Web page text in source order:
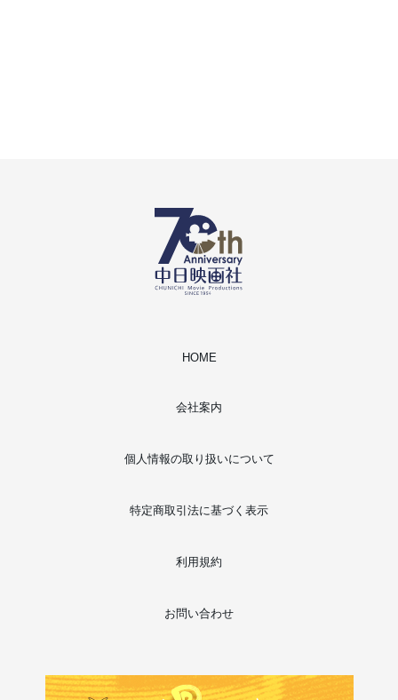
HOME
会社案内
個人情報の取り扱いについて
特定商取引法に基づく表示
利用規約
お問い合わせ